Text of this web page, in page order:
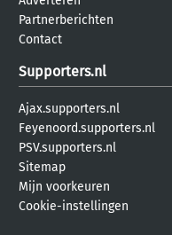
Partnerberichten
Contact
Supporters.nl
Ajax.supporters.nl
Feyenoord.supporters.nl
PSV.supporters.nl
Sitemap
Mijn voorkeuren
Cookie-instellingen